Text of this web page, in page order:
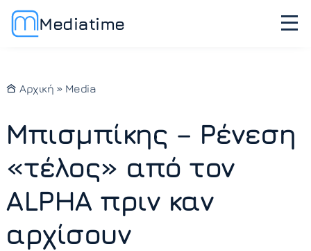
Mediatime
Αρχική » Media
Μπισμπίκης – Ρένεση
«τέλος» από τον
ALPHA πριν καν
αρχίσουν